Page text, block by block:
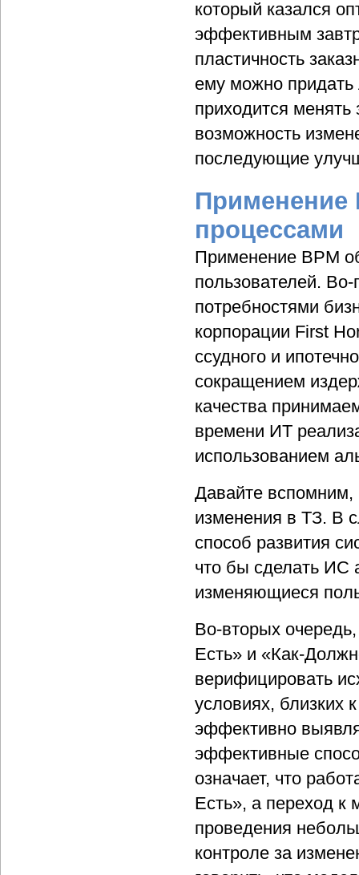
который казался
эффективным
пластичность
ему можно
приходится
возможность
последующие
Применение
процессами
Применение BPM
пользователей.
потребностями
корпорации First
ссудного и
сокращением
качества
времени ИТ
использованием
Давайте вспомним,
изменения в ТЗ. В
способ развития
что бы сделать ИС
изменяющиеся
Во-вторых
Есть» и «Как-
верифицировать
условиях, близких
эффективно
эффективные
означает, что
Есть», а переход к
проведения
контроле за